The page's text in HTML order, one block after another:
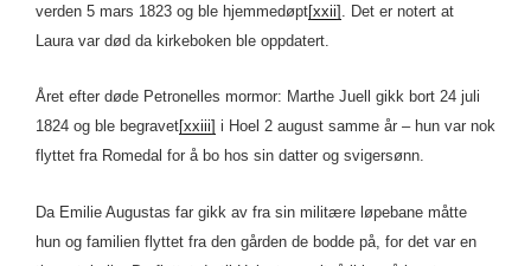
verden 5 mars 1823 og ble hjemmedøpt[xxii] . Det er notert at
Laura var død da kirkeboken ble oppdatert.
Året efter døde Petronelles mormor: Marthe Juell gikk bort 24 juli
1824 og ble begravet[xxiii] i Hoel 2 august samme år – hun var nok
flyttet fra Romedal for å bo hos sin datter og svigersønn.
Da Emilie Augustas far gikk av fra sin militære løpebane måtte
hun og familien flyttet fra den gården de bodde på, for det var en